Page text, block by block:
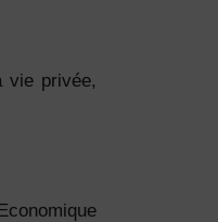
privée,